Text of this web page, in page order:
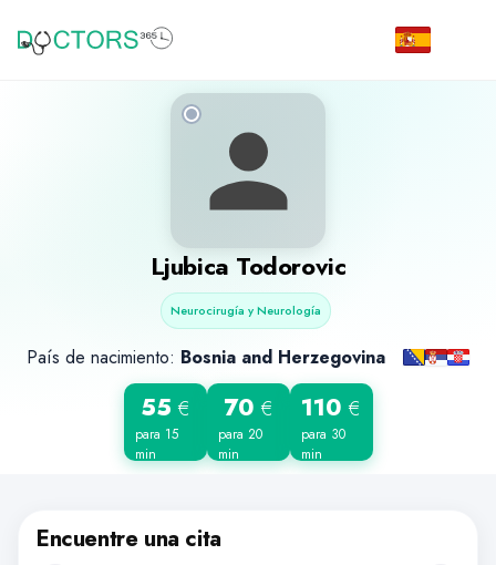
Ljubica Todorovic
Neurocirugía y Neurología
País de nacimiento: Bosnia and Herzegovina
55 €
para 15
min
70 €
para 20
min
110 €
para 30
min
Encuentre una cita